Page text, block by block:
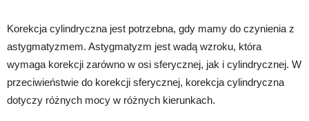
Korekcja cylindryczna jest potrzebna, gdy mamy do czynienia z
astygmatyzmem. Astygmatyzm jest wadą wzroku, która
wymaga korekcji zarówno w osi sferycznej, jak i cylindrycznej. W
przeciwieństwie do korekcji sferycznej, korekcja cylindryczna
dotyczy różnych mocy w różnych kierunkach.